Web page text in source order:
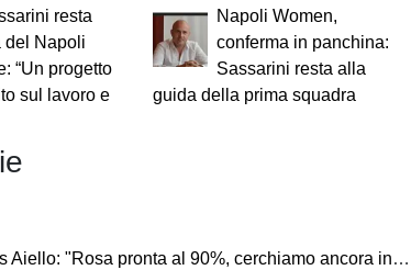
resta
del Napoli
“Un progetto
sul lavoro e
Napoli Women,
conferma in panchina:
Sassarini resta alla
guida della prima squadra
"Rosa pronta al 90%, cerchiamo ancora innesti di qualità"